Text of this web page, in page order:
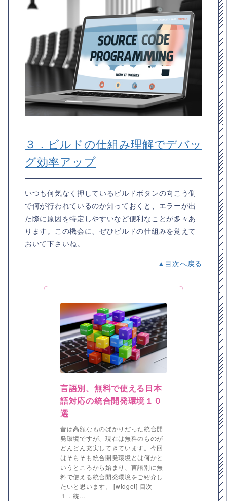
３．ビルドの仕組み理解でデバッ
グ効率アップ
いつも何気なく押しているビルドボタンの向こう側
で何が行われているのか知っておくと、エラーが出
た際に原因を特定しやすいなど便利なことが多々あ
ります。この機会に、ぜひビルドの仕組みを覚えて
おいて下さいね。
▲目次へ戻る
言語別、無料で使える日本
語対応の統合開発環境１０
選
昔は高額なものばかりだった統合開
発環境ですが、現在は無料のものが
どんどん充実してきています。今回
はそもそも統合開発環境とは何かと
いうところから始まり、言語別に無
料で使える統合開発環境をご紹介し
たいと思います。 [widget] 目次
１．統…